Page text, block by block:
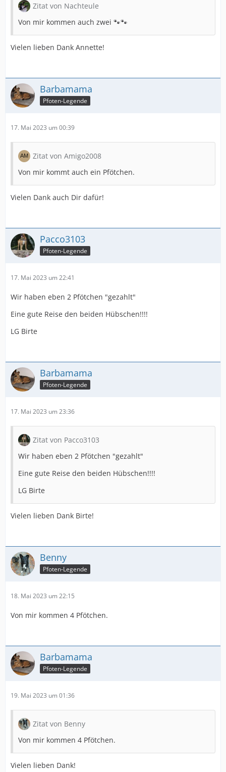
Zitat von Nachteule
Von mir kommen auch zwei 🐾🐾
Vielen lieben Dank Annette!
Barbamama
Pfoten-Legende
17. Mai 2023 um 00:39
Zitat von Amigo2008
Von mir kommt auch ein Pfötchen.
Vielen Dank auch Dir dafür!
Pacco3103
Pfoten-Legende
17. Mai 2023 um 22:41
Wir haben eben 2 Pfötchen "gezahlt"
Eine gute Reise den beiden Hübschen!!!!
LG Birte
Barbamama
Pfoten-Legende
17. Mai 2023 um 23:36
Zitat von Pacco3103
Wir haben eben 2 Pfötchen "gezahlt"
Eine gute Reise den beiden Hübschen!!!!
LG Birte
Vielen lieben Dank Birte!
Benny
Pfoten-Legende
18. Mai 2023 um 22:15
Von mir kommen 4 Pfötchen.
Barbamama
Pfoten-Legende
19. Mai 2023 um 01:36
Zitat von Benny
Von mir kommen 4 Pfötchen.
Vielen lieben Dank!